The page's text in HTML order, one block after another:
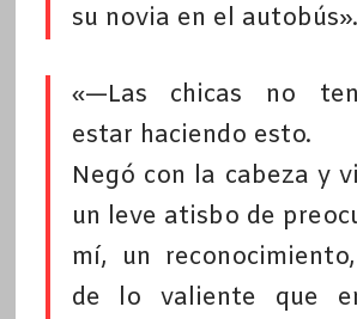
su novia en el autobús».
«—Las chicas no
estar haciendo esto.
Negó con la cabeza y
un leve atisbo de
mí, un
de lo valiente que